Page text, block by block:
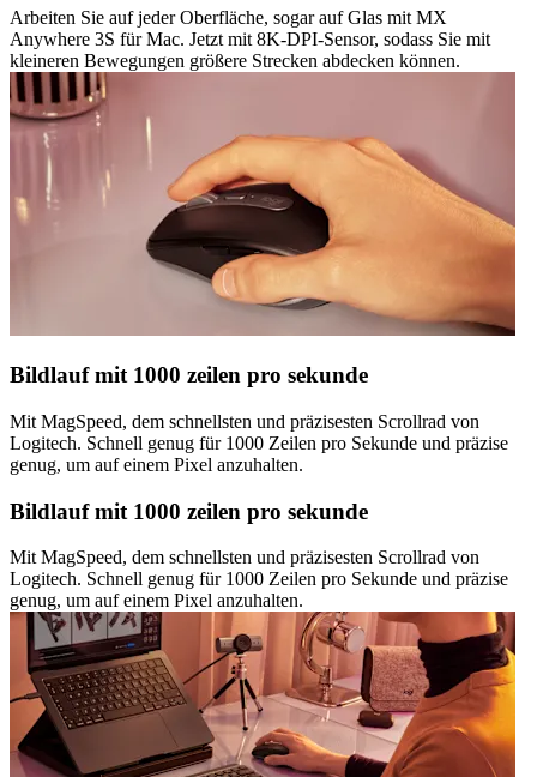
Arbeiten Sie auf jeder Oberfläche, sogar auf Glas mit MX
Anywhere 3S für Mac. Jetzt mit 8K-DPI-Sensor, sodass Sie mit
kleineren Bewegungen größere Strecken abdecken können.
Bildlauf mit 1000 zeilen pro sekunde
Mit MagSpeed, dem schnellsten und präzisesten Scrollrad von
Logitech. Schnell genug für 1000 Zeilen pro Sekunde und präzise
genug, um auf einem Pixel anzuhalten.
Bildlauf mit 1000 zeilen pro sekunde
Mit MagSpeed, dem schnellsten und präzisesten Scrollrad von
Logitech. Schnell genug für 1000 Zeilen pro Sekunde und präzise
genug, um auf einem Pixel anzuhalten.